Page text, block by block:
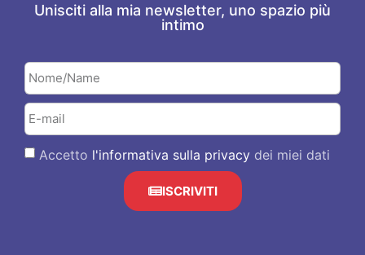
Unisciti alla mia newsletter, uno spazio più
intimo
Accetto l'informativa sulla privacy dei miei dati
ISCRIVITI